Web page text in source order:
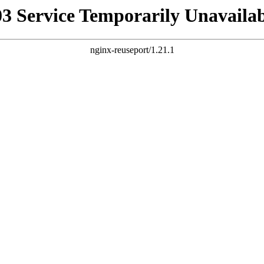
Service Temporarily
nginx-reuseport/1.21.1